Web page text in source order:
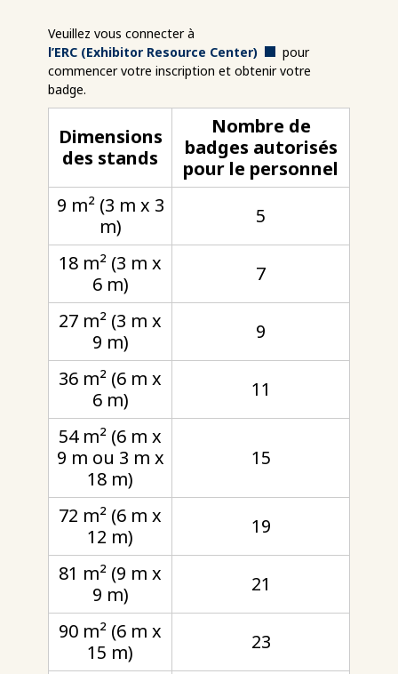
Veuillez vous connecter à
l’ERC (Exhibitor Resource Center)
pour
commencer votre inscription et obtenir votre
badge.
Dimensions
des stands
Nombre de
badges autorisés
pour le personnel
9 m² (3 m x 3
m)
5
18 m² (3 m x
6 m)
7
27 m² (3 m x
9 m)
9
36 m² (6 m x
6 m)
11
54 m² (6 m x
9 m ou 3 m x
18 m)
15
72 m² (6 m x
12 m)
19
81 m² (9 m x
9 m)
21
90 m² (6 m x
15 m)
23